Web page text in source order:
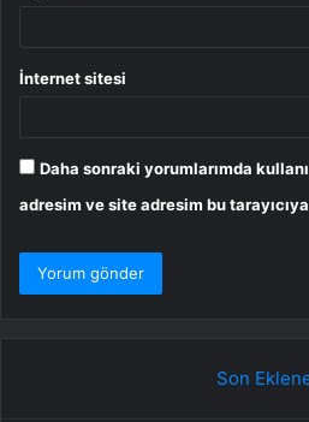
İnternet sitesi
Daha sonraki yorumlarımda
adresim ve site adresim bu
Son